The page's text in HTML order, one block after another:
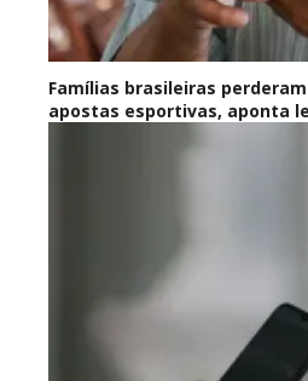
Famílias brasileiras
apostas esportivas, aponta